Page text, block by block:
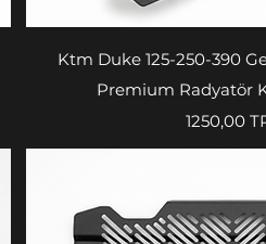
Vista
Ktm Duke 125-250-390
Premium Radyatör
Prezzo
1250,00